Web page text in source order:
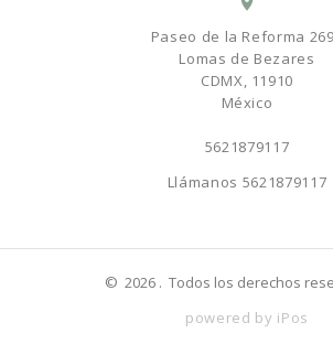
Paseo de la Reforma
Lomas de Bezares
CDMX, 11910
México
5621879117
Llámanos 5621879117
© 2026 . Todos los derechos
powered by iPos